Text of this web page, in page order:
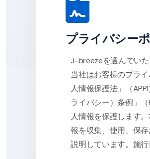
プライバシー
J-breezeを選んでいた
当社はお客様のプラ
人情報保護法」（
ライバシー）条例」
人情報を保護します
報を収集、使用、保
説明しています。施